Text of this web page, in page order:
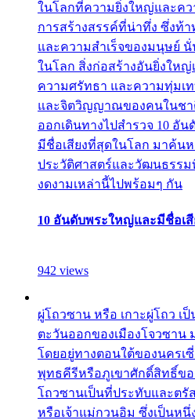
ในโลกที่ความยิ่งใหญ่และค
การสร้างสรรค์ที่น่าทึ่ง ซึ่งท้
และความสำเร็จของมนุษย์
ในโลก สิ่งก่อสร้างอันยิ่งใหญ่
ความศรัทธา และความทุ่มเ
และจิตวิญญาณของคนในชา
ออกเดินทางไปสำรวจ 10 อั
มีชื่อเสียงที่สุดในโลก มาค้น
ประวัติศาสตร์และวัฒนธรรม
งดงามเหล่านี้ไปพร้อมๆ กัน
10 อันดับพระใหญ่และมีชื่อเ
942 views
ผู่โถวซาน หรือ เกาะผู่โถว เ
ตะวันออกของเมืองโจวซาน
โดยอยู่ทางตอนใต้ของนครเ
พุทธคีรีหรือภูเขาศักดิ์สิทธิ์ข
โถวซานเป็นที่ประทับและตรั
หรือเจ้าแม่กวนอิม ซึ่งเป็นห